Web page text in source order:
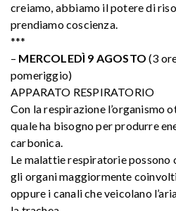
creiamo, abbiamo il potere di
prendiamo coscienza.
***
– MERCOLEDÌ 9 AGOSTO (3
pomeriggio)
APPARATO RESPIRATORIO
Con la respirazione l’organismo
quale ha bisogno per produrre
carbonica.
Le malattie respiratorie possono
gli organi maggiormente
oppure i canali che veicolano